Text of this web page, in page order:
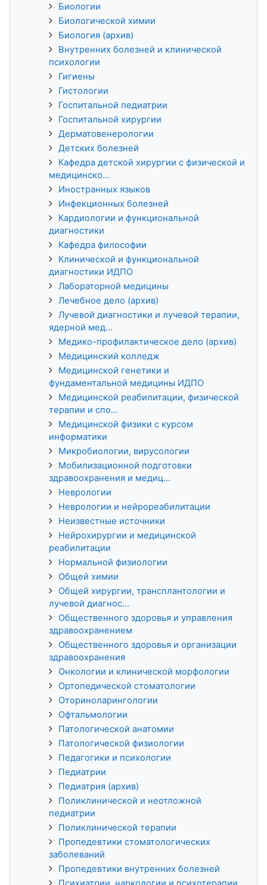
Биологии
Биологической химии
Биология (архив)
Внутренних болезней и клинической
психологии
Гигиены
Гистологии
Госпитальной педиатрии
Госпитальной хирургии
Дерматовенерологии
Детских болезней
Кафедра детской хирургии с физической и
медицинско...
Иностранных языков
Инфекционных болезней
Кардиологии и функциональной
диагностики
Кафедра философии
Клинической и функциональной
диагностики ИДПО
Лабораторной медицины
Лечебное дело (архив)
Лучевой диагностики и лучевой терапии,
ядерной мед...
Медико-профилактическое дело (архив)
Медицинский колледж
Медицинской генетики и
фундаментальной медицины ИДПО
Медицинской реабилитации, физической
терапии и спо...
Медицинской физики с курсом
информатики
Микробиологии, вирусологии
Мобилизационной подготовки
здравоохранения и медиц...
Неврологии
Неврологии и нейрореабилитации
Неизвестные источники
Нейрохирургии и медицинской
реабилитации
Нормальной физиологии
Общей химии
Общей хирургии, трансплантологии и
лучевой диагнос...
Общественного здоровья и управления
здравоохранением
Общественного здоровья и организации
здравоохранения
Онкологии и клинической морфологии
Ортопедической стоматологии
Оториноларингологии
Офтальмологии
Патологической анатомии
Патологической физиологии
Педагогики и психологии
Педиатрии
Педиатрия (архив)
Поликлинической и неотложной
педиатрии
Поликлинической терапии
Пропедевтики стоматологических
заболеваний
Пропедевтики внутренних болезней